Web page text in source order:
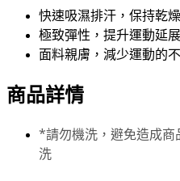
快速吸濕排汗，保持乾
極致彈性，提升運動延
面料親膚，減少運動的
商品詳情
*請勿機洗，避免造成
洗